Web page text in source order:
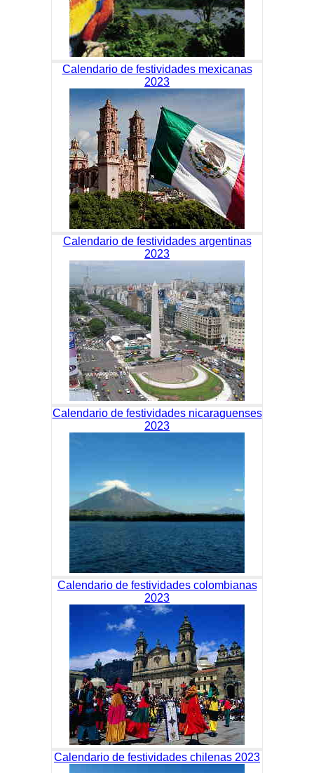
Calendario de festividades mexicanas
2023
Calendario de festividades argentinas
2023
Calendario de festividades nicaraguenses
2023
Calendario de festividades colombianas
2023
Calendario de festividades chilenas 2023